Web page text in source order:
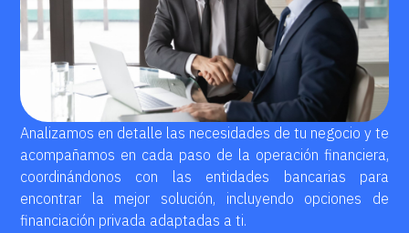
Analizamos en detalle las necesidades de tu negocio y te
acompañamos en cada paso de la operación financiera,
coordinándonos con las entidades bancarias para
encontrar la mejor solución, incluyendo opciones de
financiación privada adaptadas a ti.